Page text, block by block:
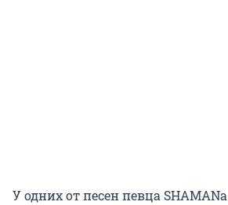
У одних от песен певца SHAMANа